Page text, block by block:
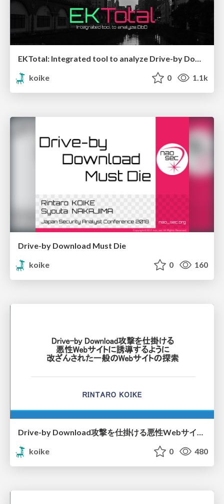
EKTotal: Integrated tool to analyze Drive-by Download attack
koike
0 1.1k
Drive-by Download Must Die
koike
0 160
Drive-by Download攻撃を仕掛ける悪性Webサイトに誘導するように改ざんされた一般のWebサイトの探索
koike
0 480